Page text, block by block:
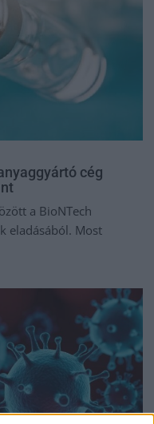
cég
a BioNTech
eladásából. Most